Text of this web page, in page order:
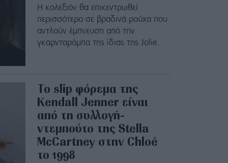
Η κολεξιόν θα επικεντρωθεί
περισσότερο σε βραδινά ρούχα που
αντλούν έμπνευση από την
γκαρνταρόμπα της ίδιας της Jolie.
Το slip φόρεμα της
Κendall Jenner είναι
από τη συλλογή-
ντεμπούτο της Stella
McCartney στην Chloé
το 1998